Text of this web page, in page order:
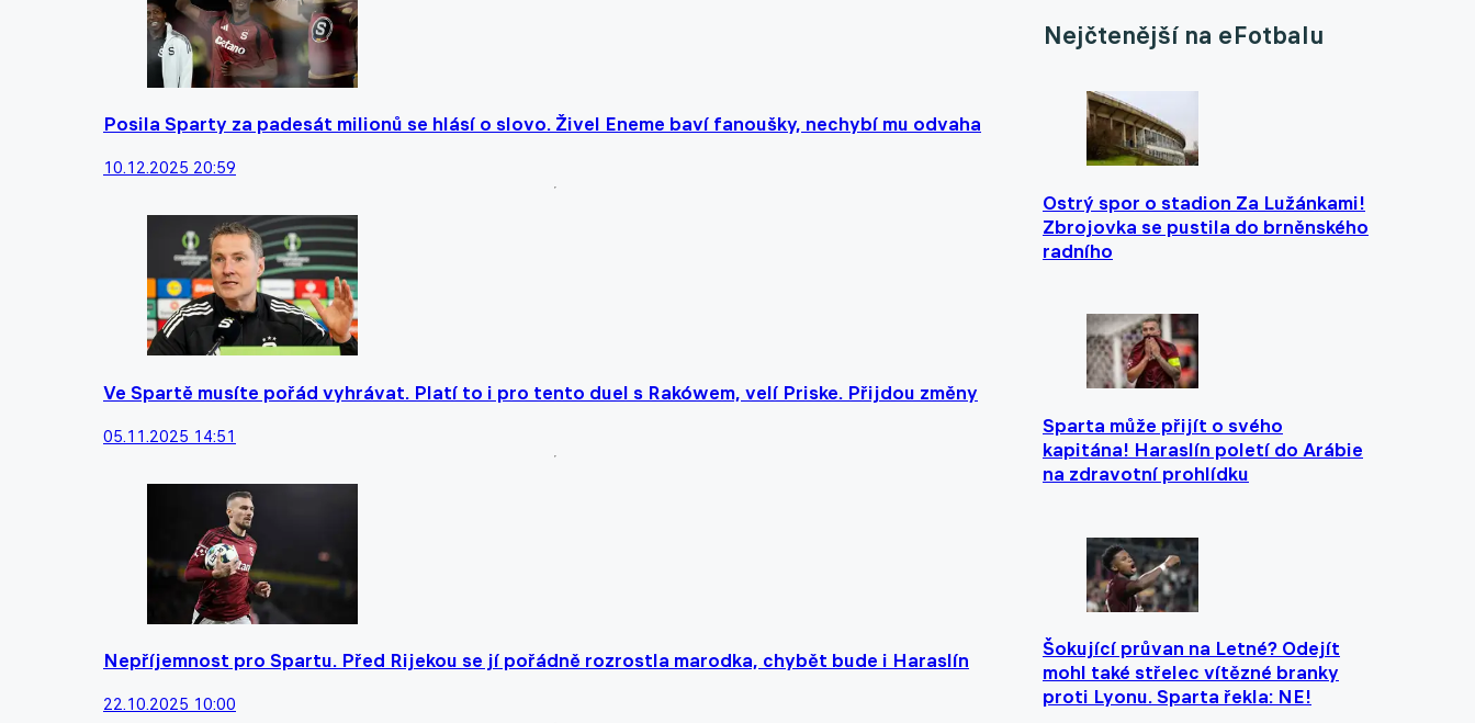
Posila Sparty za padesát milionů se hlásí o slovo. Živel Eneme baví fanoušky, nechybí mu odvaha
10.12.2025 20:59
Ve Spartě musíte pořád vyhrávat. Platí to i pro tento duel s Rakówem, velí Priske. Přijdou změny
05.11.2025 14:51
Nepříjemnost pro Spartu. Před Rijekou se jí pořádně rozrostla marodka, chybět bude i Haraslín
22.10.2025 10:00
Nejčtenější na eFotbalu
Ostrý spor o stadion Za Lužánkami!
Zbrojovka se pustila do brněnského
radního
Sparta může přijít o svého
kapitána! Haraslín poletí do Arábie
na zdravotní prohlídku
Šokující průvan na Letné? Odejít
mohl také střelec vítězné branky
proti Lyonu. Sparta řekla: NE!